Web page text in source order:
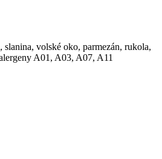
slanina, volské oko, parmezán, rukola,
A01, A03, A07, A11